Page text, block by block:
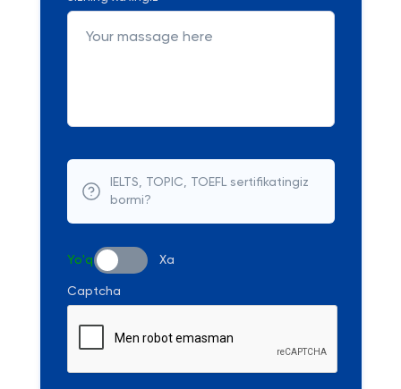
IELTS, TOPIC, TOEFL sertifikatingiz
bormi?
Yo'q Xa
Captcha